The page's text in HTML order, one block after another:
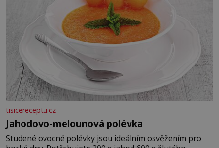
tisicereceptu.cz
Jahodovo-melounová polévka
Studené ovocné polévky jsou ideálním osvěžením pro